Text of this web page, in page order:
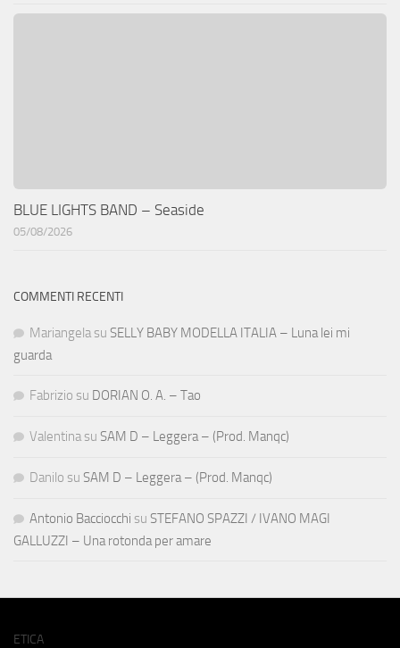
BLUE LIGHTS BAND – Seaside
05/08/2026
COMMENTI RECENTI
Mariangela su SELLY BABY MODELLA ITALIA – Luna lei mi
guarda
Fabrizio su DORIAN O. A. – Tao
Valentina su SAM D – Leggera – (Prod. Manqc)
Danilo su SAM D – Leggera – (Prod. Manqc)
Antonio Bacciocchi su STEFANO SPAZZI / IVANO MAGI
GALLUZZI – Una rotonda per amare
ETICA